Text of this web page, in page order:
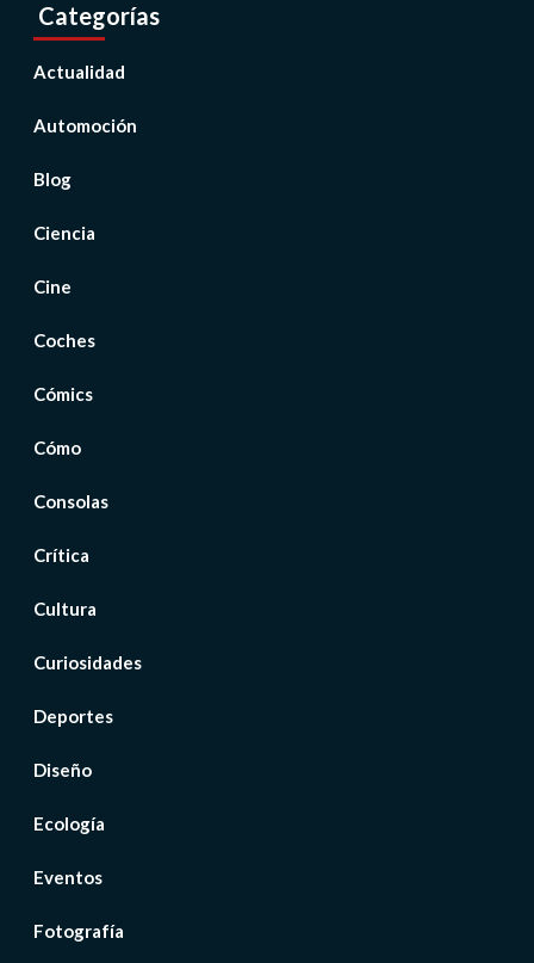
Categorías
Actualidad
Automoción
Blog
Ciencia
Cine
Coches
Cómics
Cómo
Consolas
Crítica
Cultura
Curiosidades
Deportes
Diseño
Ecología
Eventos
Fotografía